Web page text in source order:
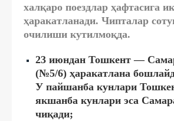
халқаро поездлар ҳафтасига
ҳаракатланади. Чипталар
очилиши кутилмоқда.
23 июндан Тошкент —
(№5/6) ҳаракатлана
У пайшанба кунлари
якшанба кунлари эса
чиқади;